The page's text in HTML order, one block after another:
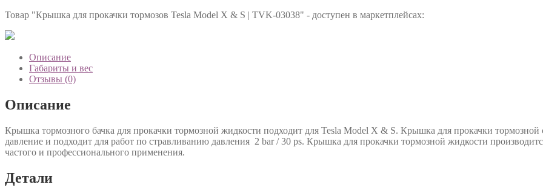
Товар "Крышка для прокачки тормозов Tesla Model X & S | TVK-03038" - доступен в маркетплейсах:
Описание
Габариты и вес
Отзывы (0)
Описание
Крышка тормозного бачка для прокачки тормозной жидкости подходит для Tesla Model X & S. Крышка для прокачки
давление и подходит для работ по стравливанию давления 2 bar / 30 ps. Крышка для прокачки тормозной жидкости
частого и профессионального применения.
Детали